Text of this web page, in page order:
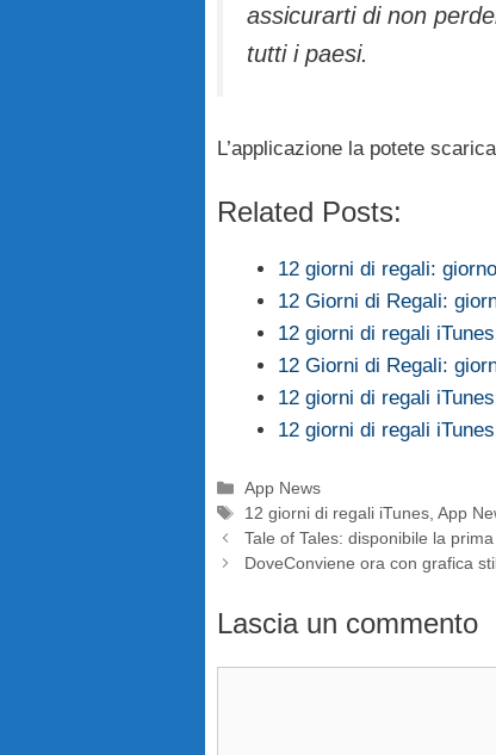
assicurarti di non
tutti i paesi.
L’applicazione la potete
Related Posts:
12 giorni di regali:
12 Giorni di Regali:
12 giorni di regali
12 Giorni di Regali:
12 giorni di regali
12 giorni di regali
Categorie
App News
Tag
12 giorni di regali iTunes,App
Tale of Tales: disponibile la
DoveConviene ora con grafica
Lascia un commento